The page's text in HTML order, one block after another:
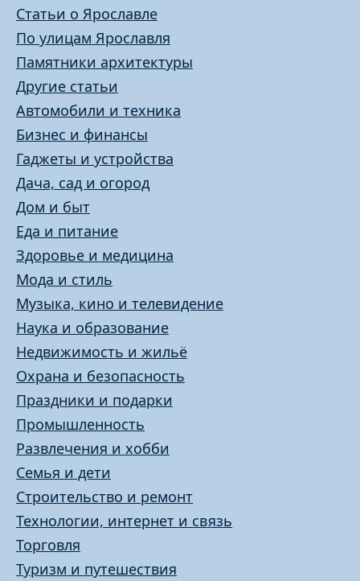
Статьи о Ярославле
По улицам Ярославля
Памятники архитектуры
Другие статьи
Автомобили и техника
Бизнес и финансы
Гаджеты и устройства
Дача, сад и огород
Дом и быт
Еда и питание
Здоровье и медицина
Мода и стиль
Музыка, кино и телевидение
Наука и образование
Недвижимость и жильё
Охрана и безопасность
Праздники и подарки
Промышленность
Развлечения и хобби
Семья и дети
Строительство и ремонт
Технологии, интернет и связь
Торговля
Туризм и путешествия